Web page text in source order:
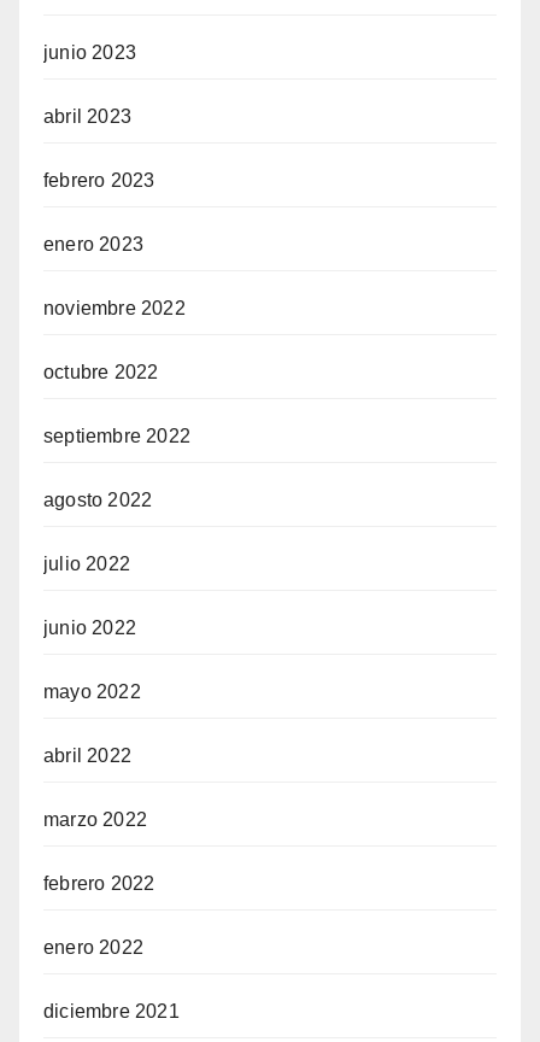
junio 2023
abril 2023
febrero 2023
enero 2023
noviembre 2022
octubre 2022
septiembre 2022
agosto 2022
julio 2022
junio 2022
mayo 2022
abril 2022
marzo 2022
febrero 2022
enero 2022
diciembre 2021